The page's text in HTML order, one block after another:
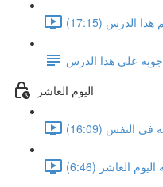
الدرس (17:15)
على هذا الدرس
اليوم العاشر
في النفس (16:09)
العاشر (6:46)